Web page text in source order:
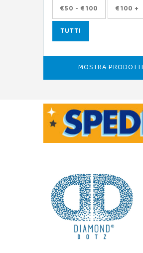
€50 - €100 €100 +
TUTTI
MOSTRA PRODOTTI